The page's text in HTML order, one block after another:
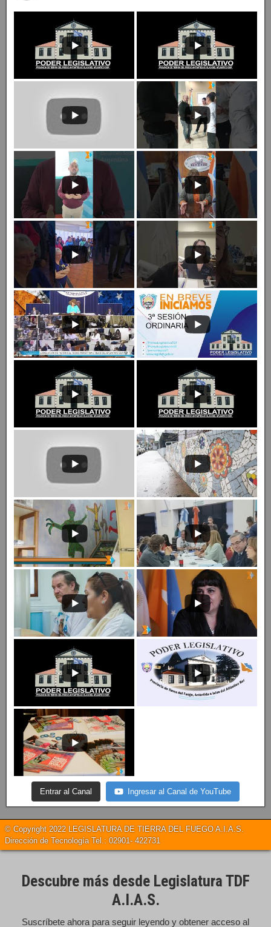
Entrar al Canal Ingresar al Canal de YouTube
© Copyright 2022 LEGISLATURA DE TIERRA DEL FUEGO A.I.A.S.
Dirección de Tecnología Tel.: 02901- 422731
Descubre más desde Legislatura TDF
A.I.A.S.
Suscríbete ahora para seguir leyendo y obtener acceso al